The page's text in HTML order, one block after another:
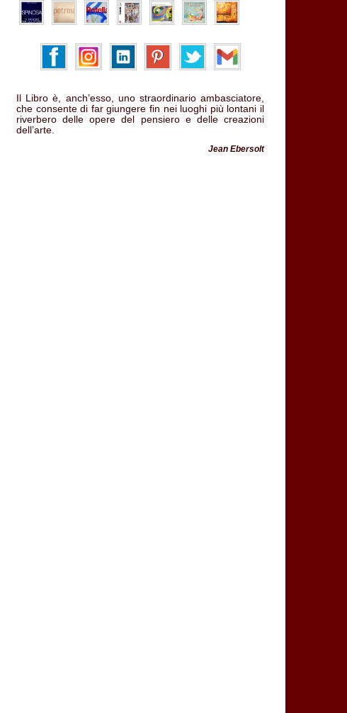
Il Libro è, anch’esso, uno straordinario ambasciatore,
che consente di far giungere fin nei luoghi più lontani il
riverbero delle opere del pensiero e delle creazioni
dell’arte.
Jean Ebersolt